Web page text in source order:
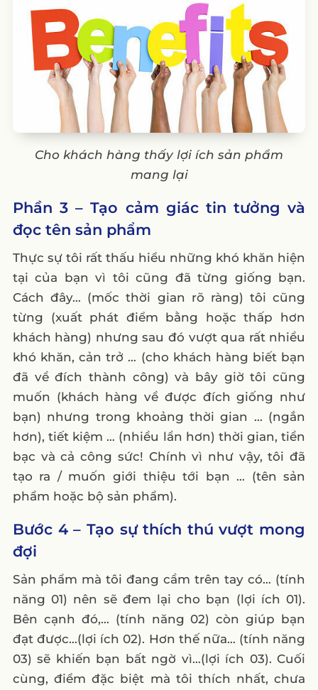
Cho khách hàng thấy lợi ích sản phẩm
mang lại
Phần 3 – Tạo cảm giác tin tưởng và
đọc tên sản phẩm
Thực sự tôi rất thấu hiểu những khó khăn hiện
tại của bạn vì tôi cũng đã từng giống bạn.
Cách đây… (mốc thời gian rõ ràng) tôi cũng
từng (xuất phát điểm bằng hoặc thấp hơn
khách hàng) nhưng sau đó vượt qua rất nhiều
khó khăn, cản trở … (cho khách hàng biết bạn
đã về đích thành công) và bây giờ tôi cũng
muốn (khách hàng về được đích giống như
bạn) nhưng trong khoảng thời gian … (ngắn
hơn), tiết kiệm … (nhiều lần hơn) thời gian, tiền
bạc và cả công sức! Chính vì như vậy, tôi đã
tạo ra / muốn giới thiệu tới bạn … (tên sản
phẩm hoặc bộ sản phẩm).
Bước 4 – Tạo sự thích thú vượt mong
đợi
Sản phẩm mà tôi đang cầm trên tay có… (tính
năng 01) nên sẽ đem lại cho bạn (lợi ích 01).
Bên cạnh đó,… (tính năng 02) còn giúp bạn
đạt được…(lợi ích 02). Hơn thế nữa… (tính năng
03) sẽ khiến bạn bất ngờ vì…(lợi ích 03). Cuối
cùng, điểm đặc biệt mà tôi thích nhất, chưa